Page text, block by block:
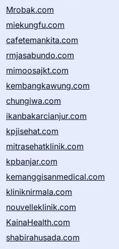
Mrobak.com
miekungfu.com
cafetemankita.com
rmjasabundo.com
mimoosajkt.com
kembangkawung.com
chungiwa.com
ikanbakarcianjur.com
kpjisehat.com
mitrasehatklinik.com
kpbanjar.com
kemanggisanmedical.com
kliniknirmala.com
nouvelleklinik.com
KainaHealth.com
shabirahusada.com